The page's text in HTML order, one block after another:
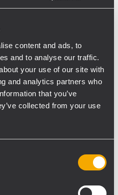
content and ads, to
and to analyse our traffic.
your use of our site with
and analytics partners who
that you’ve
collected from your use
e internazionali in
Vicari. ” Il suono RCF
di una azienda
Abbiamo
ed abbiamo
La RCF Arena ha
tecnologie per
linea ammiraglia dei
(torri delay) su